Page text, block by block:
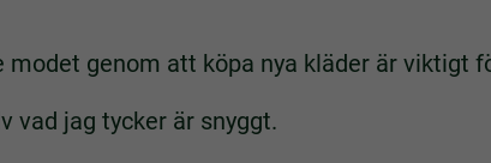
genom att köpa nya kläder är viktigt
vad jag tycker är snyggt.